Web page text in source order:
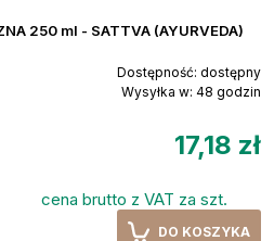
250 ml - SATTVA (AYURVEDA)
Dostępność: dostępny
Wysyłka w: 48 godzin
17,18 zł
cena brutto z VAT za szt.
DO KOSZYKA